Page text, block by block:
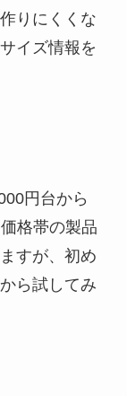
りにくくな
イズ情報を
円台から
格帯の製品
すが、初め
ら試してみ